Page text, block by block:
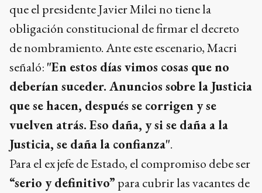
que el presidente Javier Milei no tiene la
obligación constitucional de firmar el decreto
de nombramiento. Ante este escenario, Macri
señaló: "En estos días vimos cosas que no
deberían suceder. Anuncios sobre la Justicia
que se hacen, después se corrigen y se
vuelven atrás. Eso daña, y si se daña a la
Justicia, se daña la confianza".
Para el ex jefe de Estado, el compromiso debe ser
“serio y definitivo” para cubrir las vacantes de